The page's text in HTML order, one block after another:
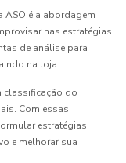
ASO é a abordagem
nas estratégias
de análise para
na loja.
classificação do
Com essas
estratégias
e melhorar sua